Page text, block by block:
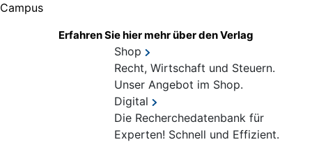
Campus
Erfahren Sie hier mehr über den Verlag
Shop
Recht, Wirtschaft und Steuern.
Unser Angebot im Shop.
Digital
Die Recherchedatenbank für
Experten! Schnell und Effizient.